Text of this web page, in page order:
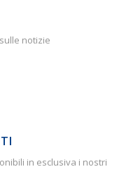
notizie
in esclusiva i nostri